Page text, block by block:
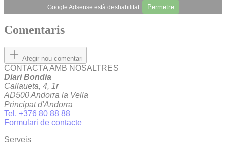
Google Adsense està deshabilitat. Permetre
Comentaris
Afegir nou comentari
CONTACTA AMB NOSALTRES
Diari Bondia
Callaueta, 4, 1r
AD500 Andorra la Vella
Principat d'Andorra
Tel. +376 80 88 88
Formulari de contacte
Serveis